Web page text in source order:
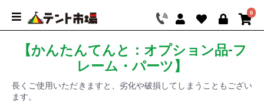
0
【かんたんてんと：オプション品-フ
レーム・パーツ】
長くご使用いただきますと、劣化や破損してしまうこともござい
ます。